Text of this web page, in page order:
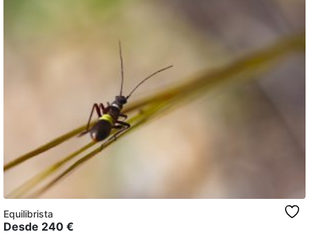
Equilibrista
Desde 240 €